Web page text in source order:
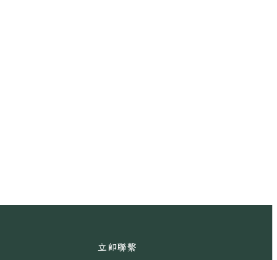
立即聯繫